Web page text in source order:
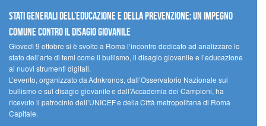
Stati Generali dell’Educazione e della Prevenzione: un impegno
comune contro il disagio giovanile
Giovedì 9 ottobre si è svolto a Roma l’incontro dedicato ad analizzare lo
stato dell’arte di temi come il bullismo, il disagio giovanile e l’educazione
ai nuovi strumenti digitali.
L’evento, organizzato da Adnkronos, dall’Osservatorio Nazionale sul
bullismo e sul disagio giovanile e dall’Accademia dei Campioni, ha
ricevuto il patrocinio dell’UNICEF e della Città metropolitana di Roma
Capitale.